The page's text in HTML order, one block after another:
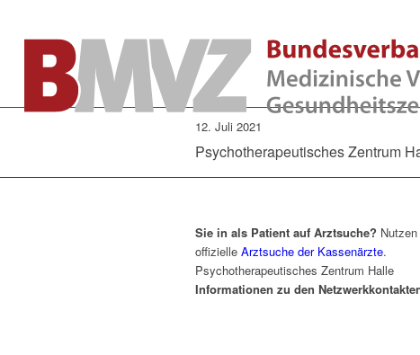
12. Juli 2021
Psychotherapeutisches Zentrum
Sie in als Patient auf Arztsuche?
offizielle Arztsuche der Kassenärzte.
Psychotherapeutisches Zentrum Halle
Informationen zu den